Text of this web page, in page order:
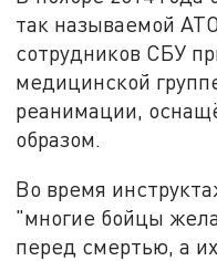
так называемой
сотрудников СБУ
медицинской
реанимации,
образом.
Во время
"многие бойцы
перед смертью, а